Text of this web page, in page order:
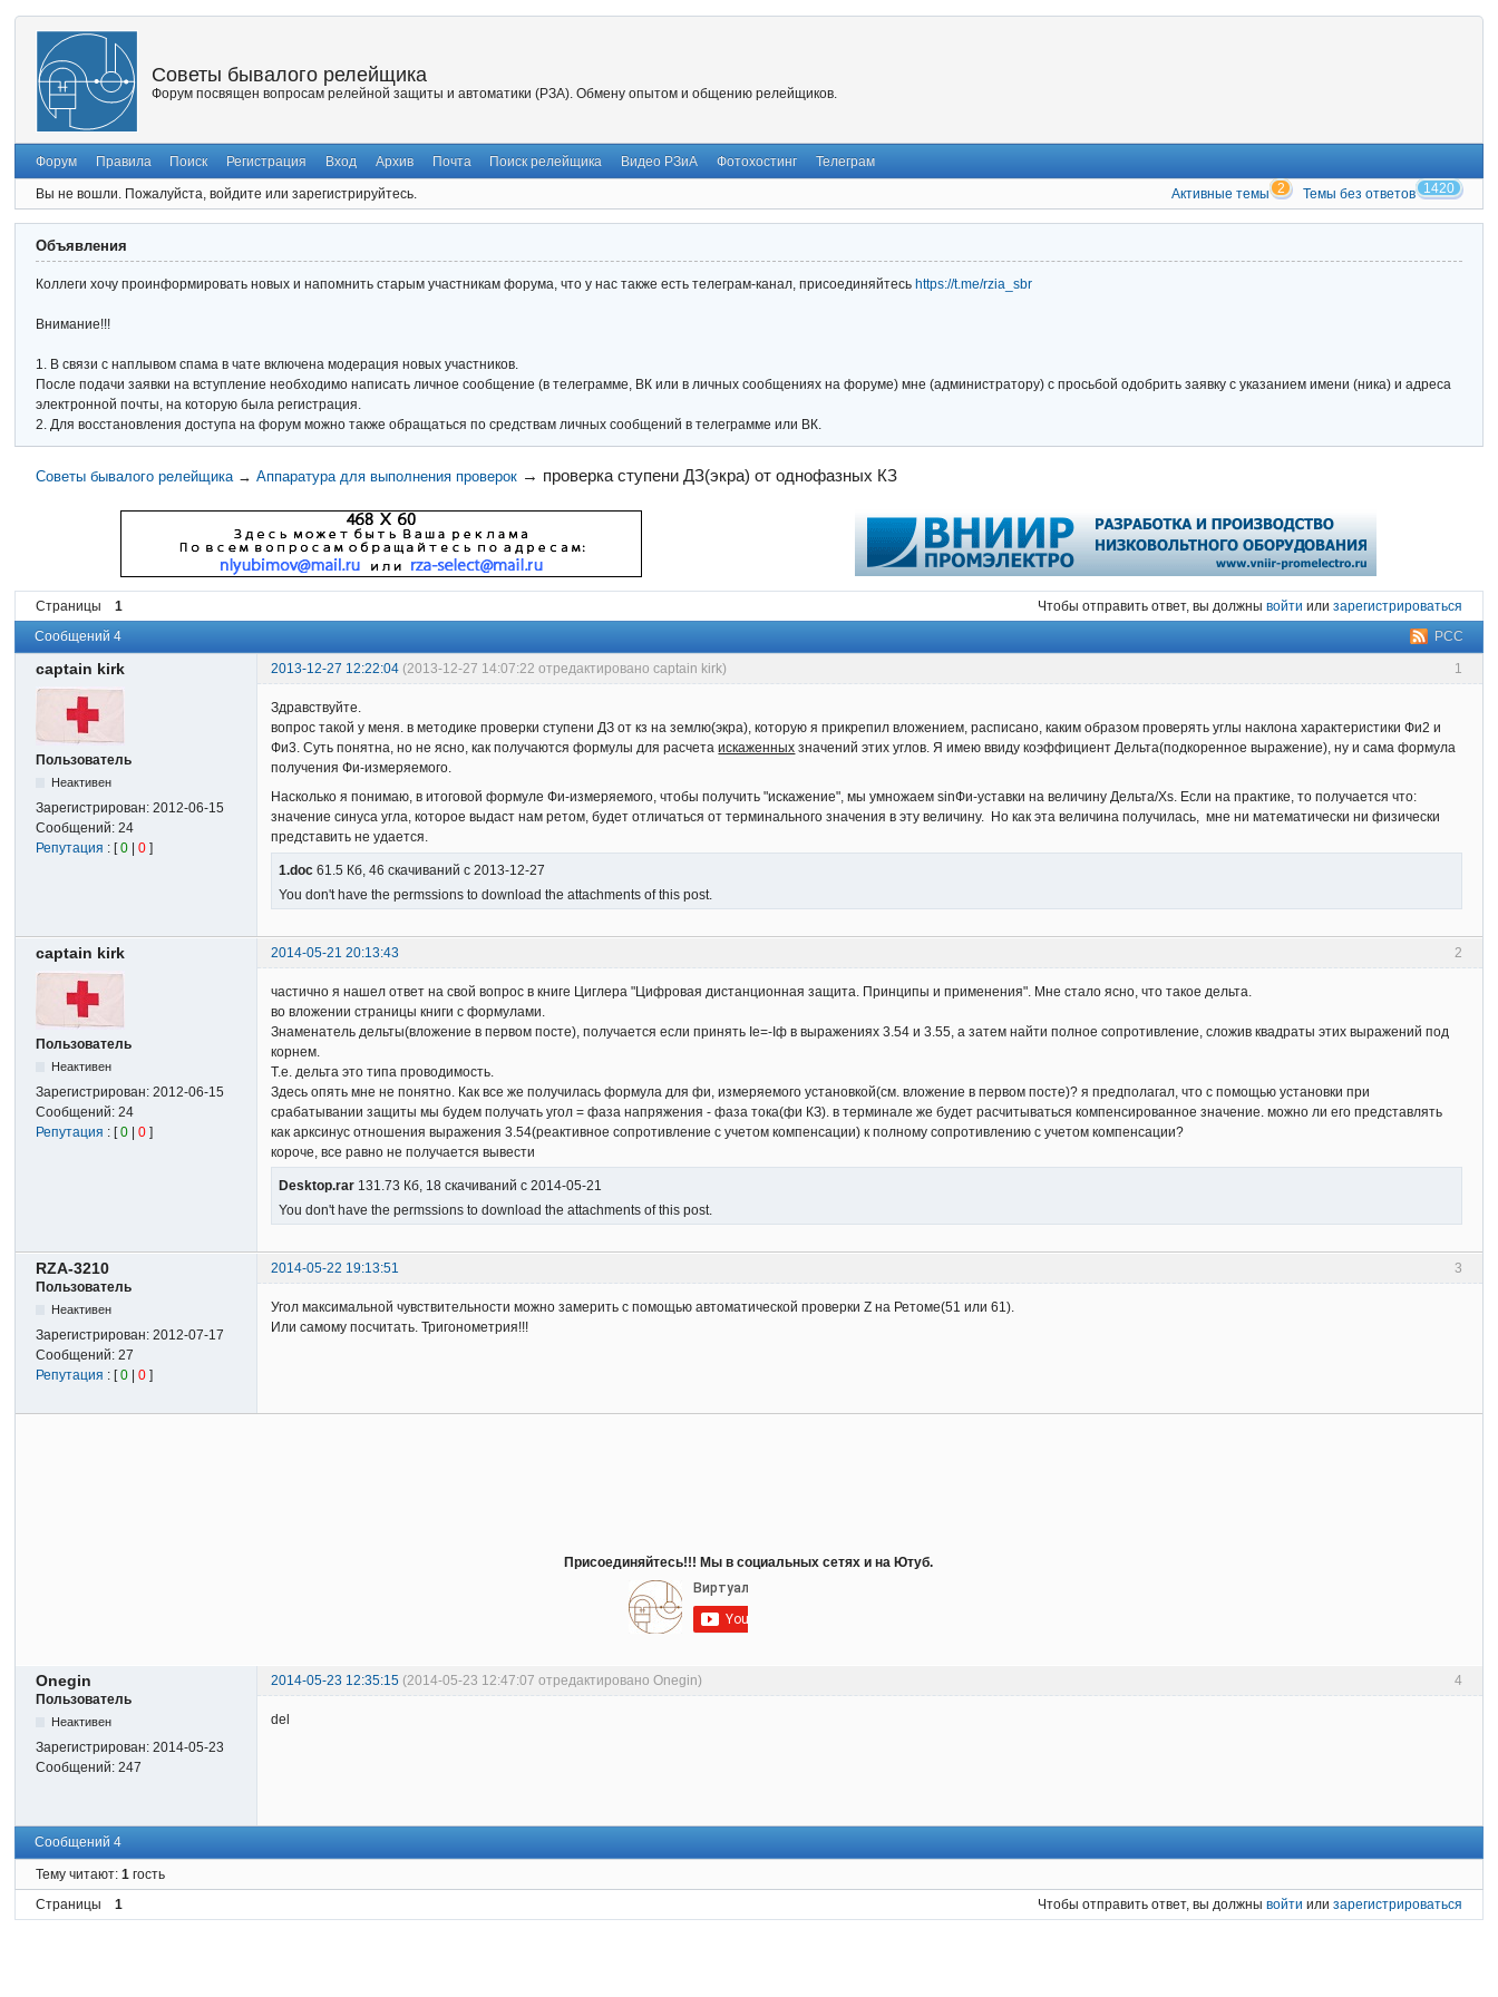
Советы бывалого релейщика
Форум посвящен вопросам релейной защиты и автоматики (РЗА). Обмену опытом и общению релейщиков.
Форум Правила Поиск Регистрация Вход Архив Почта Поиск релейщика Видео РЗиА Фотохостинг Телеграм
Вы не вошли. Пожалуйста, войдите или зарегистрируйтесь. Активные темы 2 Темы без ответов 1420
Объявления
Коллеги хочу проинформировать новых и напомнить старым участникам форума, что у нас также есть телеграм-канал, присоединяйтесь https://t.me/rzia_sbr
Внимание!!!
1. В связи с наплывом спама в чате включена модерация новых участников.
После подачи заявки на вступление необходимо написать личное сообщение (в телеграмме, ВК или в личных сообщениях на форуме) мне (администратору) с просьбой одобрить заявку с указанием имени (ника) и адреса
электронной почты, на которую была регистрация.
2. Для восстановления доступа на форум можно также обращаться по средствам личных сообщений в телеграмме или ВК.
Советы бывалого релейщика → Аппаратура для выполнения проверок → проверка ступени ДЗ(экра) от однофазных КЗ
Страницы 1 Чтобы отправить ответ, вы должны войти или зарегистрироваться
РСС
Сообщений 4
1
captain kirk 2013-12-27 12:22:04 (2013-12-27 14:07:22 отредактировано captain kirk)
Пользователь
Неактивен
Зарегистрирован:2012-06-15
Сообщений:24
Репутация : [0 |0 ]
Здравствуйте.
вопрос такой у меня. в методике проверки ступени ДЗ от кз на землю(экра), которую я прикрепил вложением, расписано, каким образом проверять углы наклона характеристики Фи2 и
Фи3. Суть понятна, но не ясно, как получаются формулы для расчетаискаженных значений этих углов. Я имею ввиду коэффициент Дельта(подкоренное выражение), ну и сама формула
получения Фи-измеряемого.
Насколько я понимаю, в итоговой формуле Фи-измеряемого, чтобы получить "искажение", мы умножаем sinФи-уставки на величину Дельта/Xs. Если на практике, то получается что:
значение синуса угла, которое выдаст нам ретом, будет отличаться от терминального значения в эту величину. Но как эта величина получилась, мне ни математически ни физически
представить не удается.
1.doc 61.5 Кб, 46 скачиваний с 2013-12-27
You don't have the permssions to download the attachments of this post.
2
captain kirk 2014-05-21 20:13:43
Пользователь
Неактивен
Зарегистрирован:2012-06-15
Сообщений:24
Репутация : [0 |0 ]
частично я нашел ответ на свой вопрос в книге Циглера "Цифровая дистанционная защита. Принципы и применения". Мне стало ясно, что такое дельта.
во вложении страницы книги с формулами.
Знаменатель дельты(вложение в первом посте), получается если принять Iе=-Iф в выражениях 3.54 и 3.55, а затем найти полное сопротивление, сложив квадраты этих выражений под
корнем.
Т.е. дельта это типа проводимость.
Здесь опять мне не понятно. Как все же получилась формула для фи, измеряемого установкой(см. вложение в первом посте)? я предполагал, что с помощью установки при
срабатывании защиты мы будем получать угол = фаза напряжения - фаза тока(фи КЗ). в терминале же будет расчитываться компенсированное значение. можно ли его представлять
как арксинус отношения выражения 3.54(реактивное сопротивление с учетом компенсации) к полному сопротивлению с учетом компенсации?
короче, все равно не получается вывести
Desktop.rar 131.73 Кб, 18 скачиваний с 2014-05-21
You don't have the permssions to download the attachments of this post.
3
RZA-3210
2014-05-22 19:13:51
Пользователь
Неактивен
Зарегистрирован:2012-07-17
Сообщений:27
Репутация : [0 |0 ]
Угол максимальной чувствительности можно замерить с помощью автоматической проверки Z на Ретоме(51 или 61).
Или самому посчитать. Тригонометрия!!!
Присоединяйтесь!!! Мы в социальных сетях и на Ютуб.
4
Onegin 2014-05-23 12:35:15 (2014-05-23 12:47:07 отредактировано Onegin)
Пользователь
Неактивен
Зарегистрирован:2014-05-23
Сообщений:247
del
Сообщений 4
Тему читают:1 гость
Страницы
1 Чтобы отправить ответ, вы должны войти или зарегистрироваться